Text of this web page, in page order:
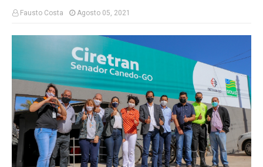
Fausto Costa Agosto 05, 2021